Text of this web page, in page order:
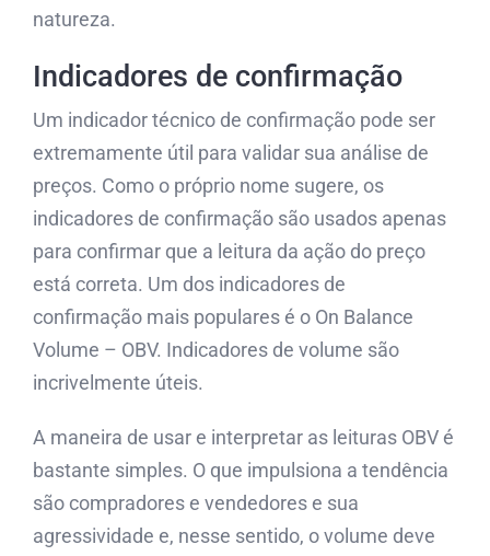
natureza.
Indicadores de confirmação
Um indicador técnico de confirmação pode ser
extremamente útil para validar sua análise de
preços. Como o próprio nome sugere, os
indicadores de confirmação são usados ​​apenas
para confirmar que a leitura da ação do preço
está correta. Um dos indicadores de
confirmação mais populares é o On Balance
Volume – OBV. Indicadores de volume são
incrivelmente úteis.
A maneira de usar e interpretar as leituras OBV é
bastante simples. O que impulsiona a tendência
são compradores e vendedores e sua
agressividade e, nesse sentido, o volume deve